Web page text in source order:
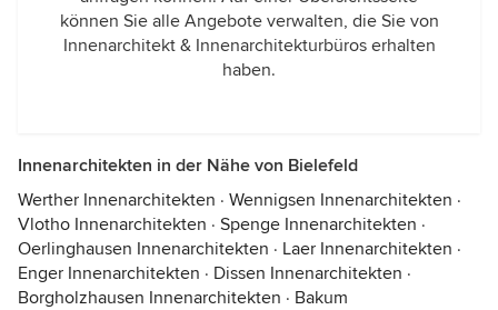
können Sie alle Angebote verwalten, die Sie von
Innenarchitekt & Innenarchitekturbüros erhalten
haben.
Innenarchitekten in der Nähe von Bielefeld
Werther Innenarchitekten · Wennigsen Innenarchitekten ·
Vlotho Innenarchitekten · Spenge Innenarchitekten ·
Oerlinghausen Innenarchitekten · Laer Innenarchitekten ·
Enger Innenarchitekten · Dissen Innenarchitekten ·
Borgholzhausen Innenarchitekten · Bakum